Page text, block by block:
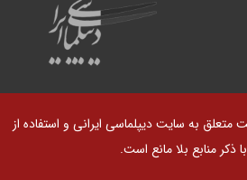
به سایت دیپلماسی ایرانی و استفاده از
ذکر منابع بلا مانع است.